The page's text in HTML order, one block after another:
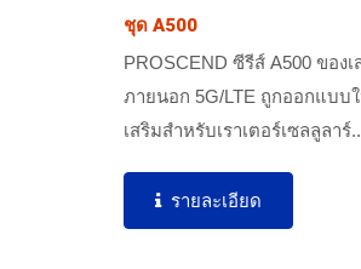
ชุด A500
PROSCEND ซีรีส์ A500 ของเ
ภายนอก 5G/LTE ถูกออกแบบ
เสริมสำหรับเราเตอร์เซลลูลาร์
รายละเอียด